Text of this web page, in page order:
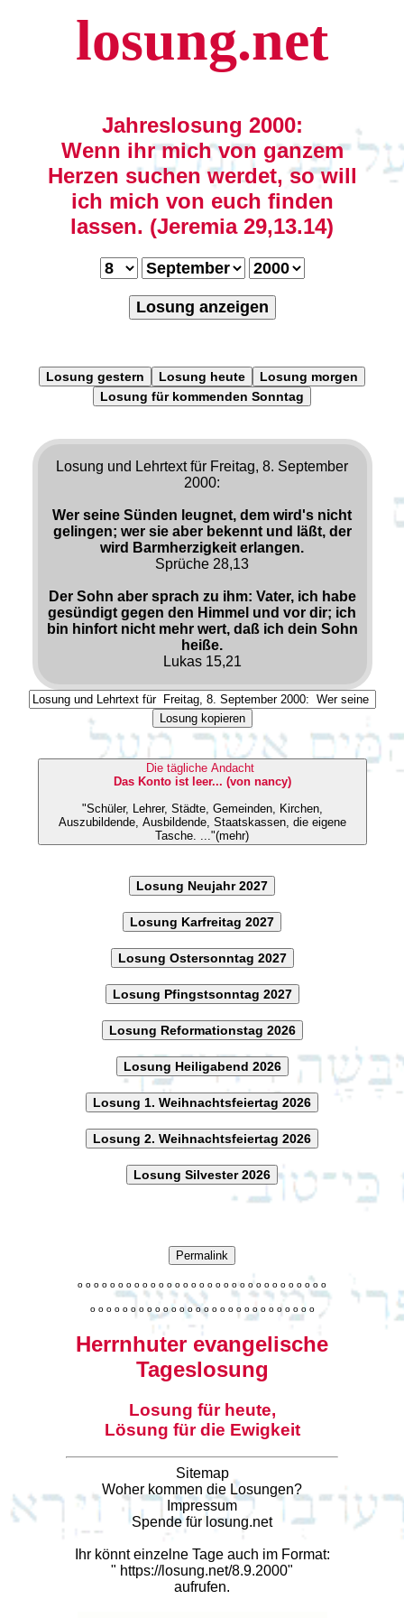
losung.net
Jahreslosung 2000:
Wenn ihr mich von ganzem
Herzen suchen werdet, so will
ich mich von euch finden
lassen. (Jeremia 29,13.14)
Losung anzeigen
Losung gestern Losung heute
Losung morgen
Losung für kommenden Sonntag
Losung und Lehrtext für Freitag, 8. September
2000:
Wer seine Sünden leugnet, dem wird's nicht
gelingen; wer sie aber bekennt und läßt, der
wird Barmherzigkeit erlangen.
Sprüche 28,13
Der Sohn aber sprach zu ihm: Vater, ich habe
gesündigt gegen den Himmel und vor dir; ich
bin hinfort nicht mehr wert, daß ich dein Sohn
heiße.
Lukas 15,21
Losung kopieren
Die tägliche Andacht
Das Konto ist leer... (von nancy)
"Schüler, Lehrer, Städte, Gemeinden, Kirchen,
Auszubildende, Ausbildende, Staatskassen, die eigene
Tasche. ..."(mehr)
Losung Neujahr 2027
Losung Karfreitag 2027
Losung Ostersonntag 2027
Losung Pfingstsonntag 2027
Losung Reformationstag 2026
Losung Heiligabend 2026
Losung 1. Weihnachtsfeiertag 2026
Losung 2. Weihnachtsfeiertag 2026
Losung Silvester 2026
Permalink
o o o o o o o o o o o o o o o o o o o o o o o o o o o o o o o
o o o o o o o o o o o o o o o o o o o o o o o o o o o o
Herrnhuter evangelische
Tageslosung
Losung für heute,
Lösung für die Ewigkeit
Sitemap
Woher kommen die Losungen?
Impressum
Spende für losung.net
Ihr könnt einzelne Tage auch im Format:
" https://losung.net/8.9.2000"
aufrufen.